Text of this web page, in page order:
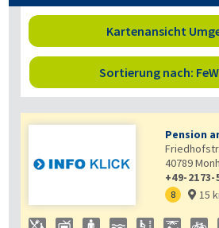
Kartenansicht
Sortierung nach:
Pension
40789
+49-2173-
8  15